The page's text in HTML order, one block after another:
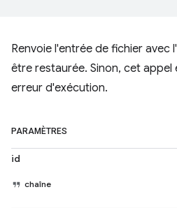
Renvoie l'entrée de fichier avec
être restaurée. Sinon, cet appel
erreur d'exécution.
PARAMÈTRES
id
chaîne